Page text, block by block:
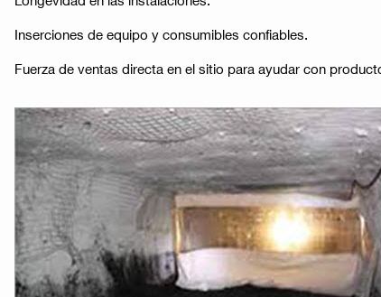
Inserciones de equipo y consumibles confiables.
Fuerza de ventas directa en el sitio para ayudar con